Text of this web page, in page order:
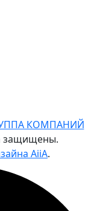
КОМПАНИЙ
защищены.
AiiA.